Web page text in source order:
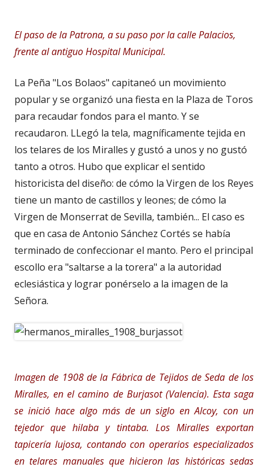
El paso de la Patrona, a su paso por la calle Palacios,
frente al antiguo Hospital Municipal.
La Peña "Los Bolaos" capitaneó un movimiento
popular y se organizó una fiesta en la Plaza de Toros
para recaudar fondos para el manto. Y se
recaudaron. LLegó la tela, magníficamente tejida en
los telares de los Miralles y gustó a unos y no gustó
tanto a otros. Hubo que explicar el sentido
historicista del diseño: de cómo la Virgen de los Reyes
tiene un manto de castillos y leones; de cómo la
Virgen de Monserrat de Sevilla, también... El caso es
que en casa de Antonio Sánchez Cortés se había
terminado de confeccionar el manto. Pero el principal
escollo era "saltarse a la torera" a la autoridad
eclesiástica y lograr ponérselo a la imagen de la
Señora.
Imagen de 1908 de la Fábrica de Tejidos de Seda de los
Miralles, en el camino de Burjasot (Valencia). Esta saga
se inició hace algo más de un siglo en Alcoy, con un
tejedor que hilaba y tintaba. Los Miralles exportan
tapicería lujosa, contando con operarios especializados
en telares manuales que hicieron las históricas sedas